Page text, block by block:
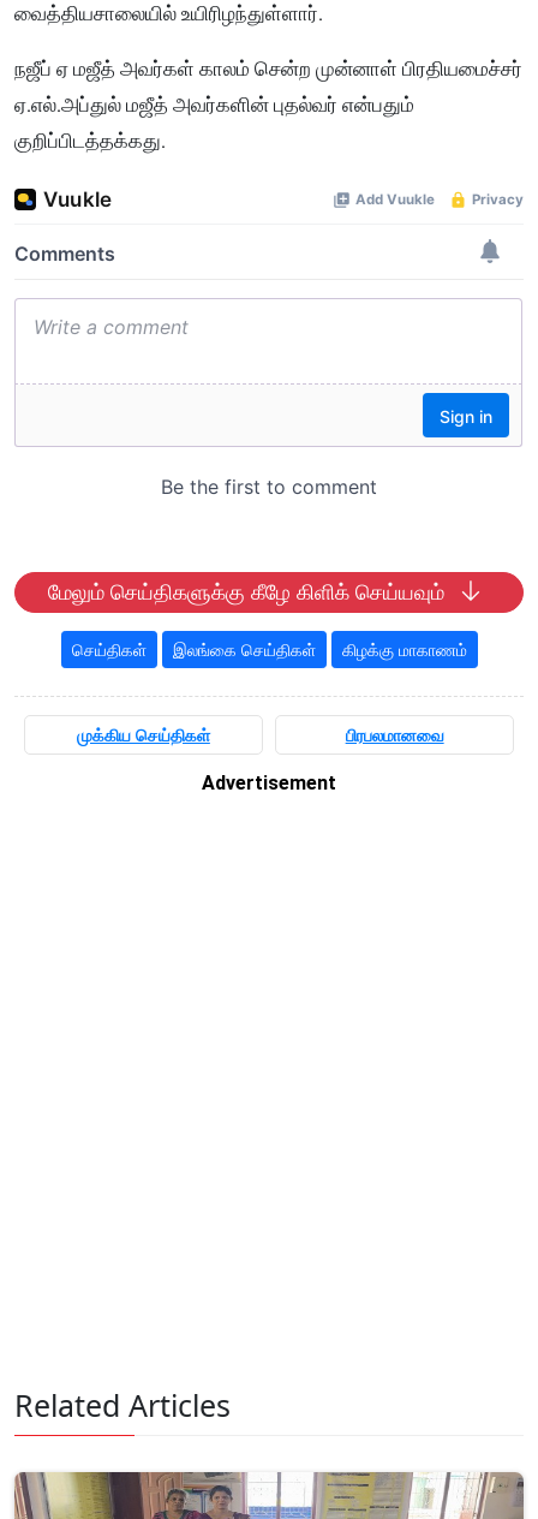
வைத்தியசாலையில் உயிரிழந்துள்ளார்.
நஜீப் ஏ மஜீத் அவர்கள் காலம் சென்ற முன்னாள் பிரதியமைச்சர்
ஏ.எல்.அப்துல் மஜீத் அவர்களின் புதல்வர் என்பதும்
குறிப்பிடத்தக்கது.
மேலும் செய்திகளுக்கு கீழே கிளிக் செய்யவும்
செய்திகள் இலங்கை செய்திகள் கிழக்கு மாகாணம்
முக்கிய செய்திகள் பிரபலமானவை
Advertisement
Related Articles